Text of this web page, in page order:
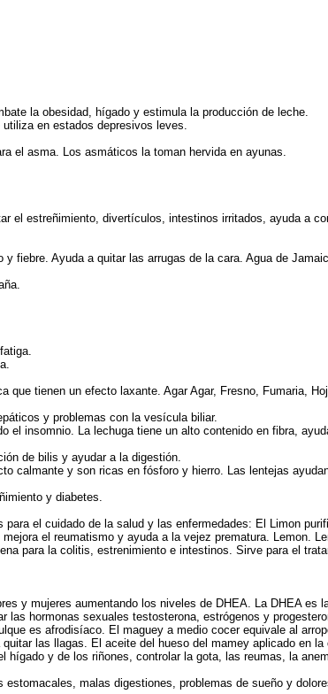
la obesidad, hígado y estimula la producción de leche.
en estados depresivos leves.
el asma. Los asmáticos la toman hervida en ayunas.
el estreñimiento, divertículos, intestinos irritados, ayuda a
fiebre. Ayuda a quitar las arrugas de la cara. Agua de
tienen un efecto laxante. Agar Agar, Fresno, Fumaria,
y problemas con la vesícula biliar.
insomnio. La lechuga tiene un alto contenido en fibra,
de bilis y ayudar a la digestión.
calmante y son ricas en fósforo y hierro. Las lentejas
y diabetes.
el cuidado de la salud y las enfermedades: El Limon
el reumatismo y ayuda a la vejez prematura. Lemon.
para la colitis, estrenimiento e intestinos. Sirve para el
y mujeres aumentando los niveles de DHEA. La DHEA es
hormonas sexuales testosterona, estrógenos y
es afrodisíaco. El maguey a medio cocer equivale al
las llagas. El aceite del hueso del mamey aplicado en
y de los riñones, controlar la gota, las reumas, la
malas digestiones, problemas de sueño y